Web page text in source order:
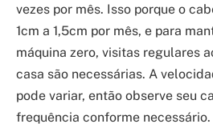
vezes por mês. Isso porque o
1cm a 1,5cm por mês, e para
máquina zero, visitas regulares
casa são necessárias. A
pode variar, então observe seu
frequência conforme necessário.